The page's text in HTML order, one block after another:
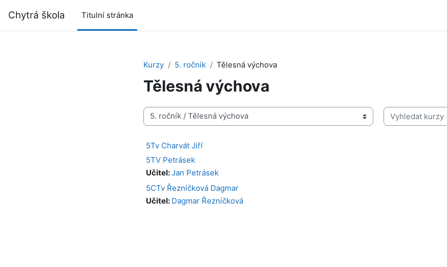
Chytrá škola Titulní stránka
Kurzy 5. ročník Tělesná výchova
Tělesná výchova
Kategorie kurzů
Vyhledat kurzy
5Tv Charvát Jiří
5TV Petrásek
Učitel:Jan Petrásek
5CTv Řezníčková Dagmar
Učitel: Dagmar Řezníčková